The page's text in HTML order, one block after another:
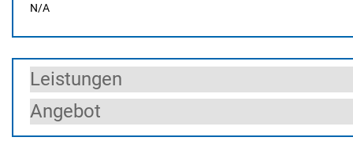
N/A
Leistungen
Angebot